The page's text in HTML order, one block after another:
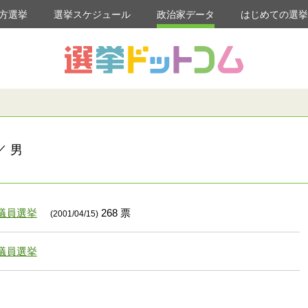
選挙 選挙スケジュール 政治家データ はじめての選挙
男
員選挙 (2001/04/15)268 票
員選挙